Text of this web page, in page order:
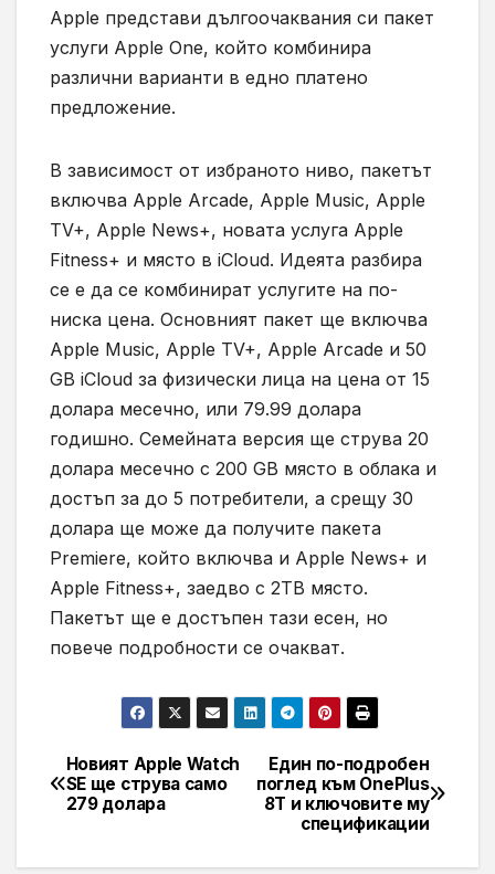
Apple представи дългоочаквания си пакет
услуги Apple One, който комбинира
различни варианти в едно платено
предложение.
В зависимост от избраното ниво, пакетът
включва Apple Arcade, Apple Music, Apple
TV+, Apple News+, новата услуга Apple
Fitness+ и място в iCloud. Идеята разбира
се е да се комбинират услугите на по-
ниска цена. Основният пакет ще включва
Apple Music, Apple TV+, Apple Arcade и 50
GB iCloud за физически лица на цена от 15
долара месечно, или 79.99 долара
годишно. Семейната версия ще струва 20
долара месечно с 200 GB място в облака и
достъп за до 5 потребители, а срещу 30
долара ще може да получите пакета
Premiere, който включва и Apple News+ и
Apple Fitness+, заедво с 2ТВ място.
Пакетът ще е достъпен тази есен, но
повече подробности се очакват.
Навигация
Един по-подробен
поглед към OnePlus
8T и ключовите му
спецификации
Новият Apple Watch
SE ще струва само
279 долара